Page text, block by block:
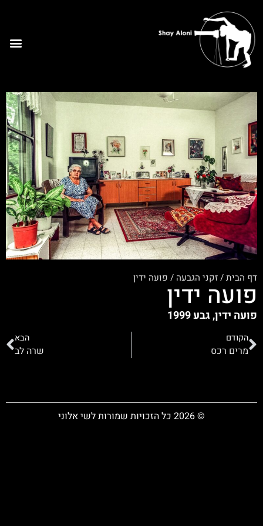
דף הבית/זקני הגבעה / פועה ידין
פועה ידין
פועה ידין, גבע 1999
הקודם
מרים רכס
הבא
שרה לב
© 2026 כל הזכויות שמורות לשי אלוני